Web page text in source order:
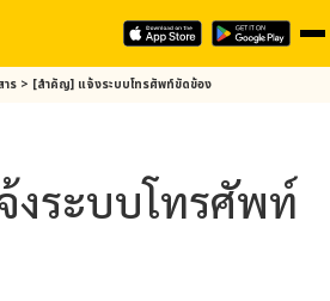
าร > [สำคัญ] แจ้งระบบโทรศัพท์ขัดข้อง
ระบบโทรศัพท์